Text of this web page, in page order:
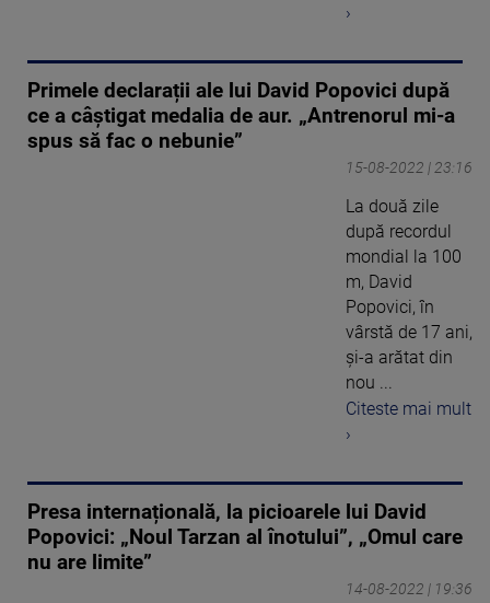
›
Primele declarații ale lui David Popovici după
ce a câștigat medalia de aur. „Antrenorul mi-a
spus să fac o nebunie”
15-08-2022 | 23:16
La două zile
după recordul
mondial la 100
m, David
Popovici, în
vârstă de 17 ani,
şi-a arătat din
nou ...
Citeste mai mult
›
Presa internațională, la picioarele lui David
Popovici: „Noul Tarzan al înotului”, „Omul care
nu are limite”
14-08-2022 | 19:36